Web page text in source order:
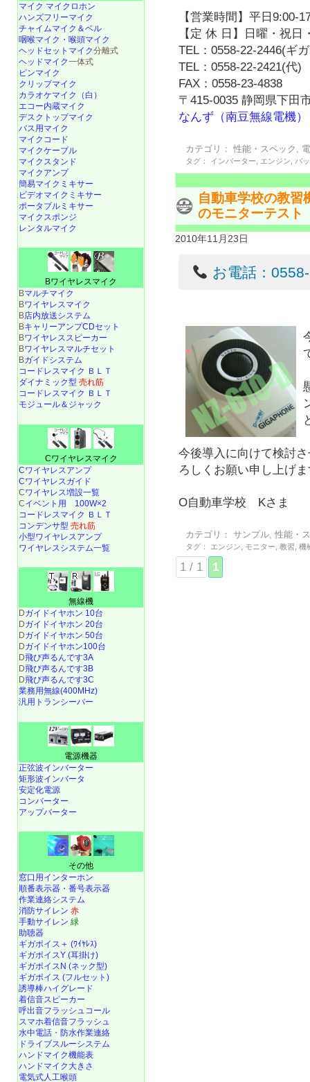
【営業時間】平日9:00-
【定 休 日】日曜・祝日
TEL：0558-22-2446(ギ
TEL：0558-22-2421(代)
FAX：0558-23-4838
〒415-0035 静岡県下田
なんず（南豆無線電機）
カテゴリ： 性能・スペック ,
タグ： インバーター エンジン バ
自動車学校の教習
のモニターテスト
2010年11月23日
お電話：
今後導入に向けて検討
ろしくお願い申し上げ
O自動車学校 Kさま
カテゴリ： サンプル,性能・
タグ： エンジン モニター ,教習 ,機
1 / 1 1
マイク マイクロホン
ハンズフリーマイク
チャイムマイク＆ベル
咽喉マイク・喉頭マイク
ヘッドセットマイク分離式
ヘッドマイク一体式
ピンマイク
クリップマイク
カラオケマイク（白）
エコー内蔵マイク
デスクトップマイク
バス用マイク
マイクコード
マイクケーブル
マイクスタンド
マイクアンプ
簡易マイクミキサー
ビデオマイクミキサー
ポータブルミキサー
マイクスポンジ
レンタルマイク
Bワイヤレスマイク
Bマルチマイク
Bワイヤレスマイク
B店内放送システム
BキャリーアンプCDセット
Bワイヤレススピーカー
Bワイヤレスマルチセット
Bガイドシステム
コードレスマイク ＢＬＴ
ダイナミック型 売れ筋
コードレスマイク ＢＬＴ
モジュール＆ジャック
Cワイヤレスマイク
Cワイヤレスアンプ
Cワイヤレスガイド
Cワイヤレス増設一覧
Cイベント用 100W×2
コードレスマイク ＢＬＴ
コンデンサ型 売れ筋
小型ワイヤレスアンプ
ワイヤレスシステム一覧
無線機
Dガイドイヤホン 10台
Dガイドイヤホン 20台
Dガイドイヤホン 50台
Dガイドイヤホン100台
D飛び声るんです3A
D飛び声るんです3B
D飛び声るんです3C
業務用無線(400MHz)
汎用トランシーバー
電源機器
正弦波インバーター
矩形波インバータ
安定化電源
コンバーター
アップバーター
その他
窓口用インターホン
順番表示器・番号表示器
作業連絡システム
消防サイレン 赤
手動サイレン 緑
助聴器
ギガボイス＋ (ﾜｲﾔﾚｽ)
ギガボイスY (耳掛け)
ギガボイスN (ネック型)
ギガボイス (フルセット)
誘導棒ハイグレード
着信音スピーカー
呼出音フラッシュコール
スマホ着信音フラッシュ
水中電話 ・ 防水作業連絡
ドライブスルーシステム
ハンドマイク機能表
ハンドマイク大きさ
電気式人工喉頭